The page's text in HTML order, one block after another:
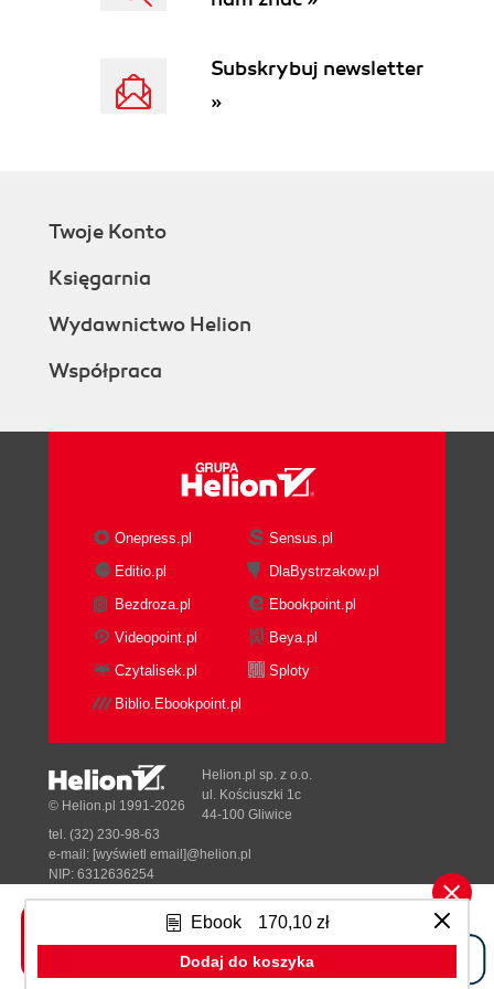
Ebook 170,10 zł
Dodaj do koszyka
Subskrybuj newsletter
»
Twoje Konto
Księgarnia
Wydawnictwo Helion
Współpraca
Onepress.pl
Sensus.pl
Editio.pl
DlaBystrzakow.pl
Bezdroza.pl
Ebookpoint.pl
Videopoint.pl
Beya.pl
Czytalisek.pl
Sploty
Biblio.Ebookpoint.pl
Tonik.pl
© Helion.pl 1991-2026
Helion.pl sp. z o.o.
ul. Kościuszki 1c
44-100 Gliwice
tel. (32) 230-98-63
e-mail: [wyświetl email]@helion.pl
NIP: 6312636254